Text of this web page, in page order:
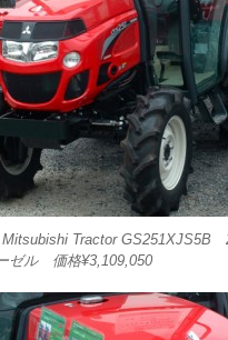
Tractor
ゼル 価格¥3,109,050